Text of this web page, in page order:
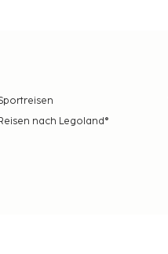
nach Legoland®